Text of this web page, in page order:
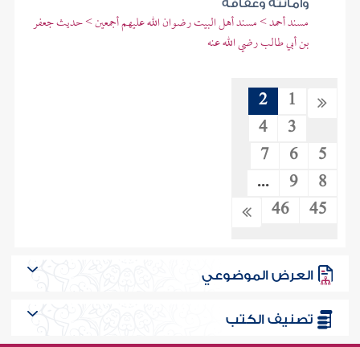
وأمانته وعفافه
مسند أحمد > مسند أهل البيت رضوان الله عليهم أجمعين > حديث جعفر
بن أبي طالب رضي الله عنه
1
2
3
4
5
6
7
8
9
...
45
46
العرض الموضوعي
تصنيف الكتب